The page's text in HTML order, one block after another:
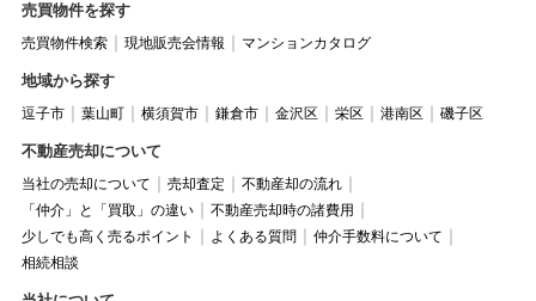
売買物件を探す
売買物件検索 現地販売会情報 マンションカタログ
地域から探す
逗子市 葉山町 横須賀市 鎌倉市 金沢区 栄区 港南区 磯子区
不動産売却について
当社の売却について 売却査定
不動産却の流れ
「仲介」と「買取」の違い
不動産売却時の諸費用
少しでも高く売るポイント
よくある質問
仲介手数料について
相続相談